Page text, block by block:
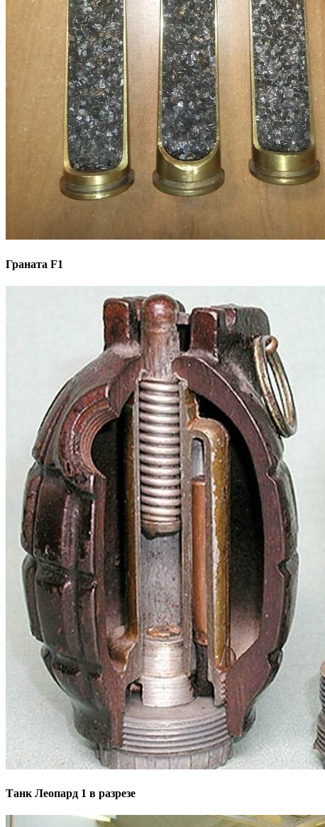
Граната F1
Танк Леопард 1 в разрезе